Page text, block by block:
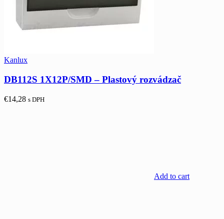
Kanlux
DB112S 1X12P/SMD – Plastový rozvádzač
€14,28 s DPH
Add to cart